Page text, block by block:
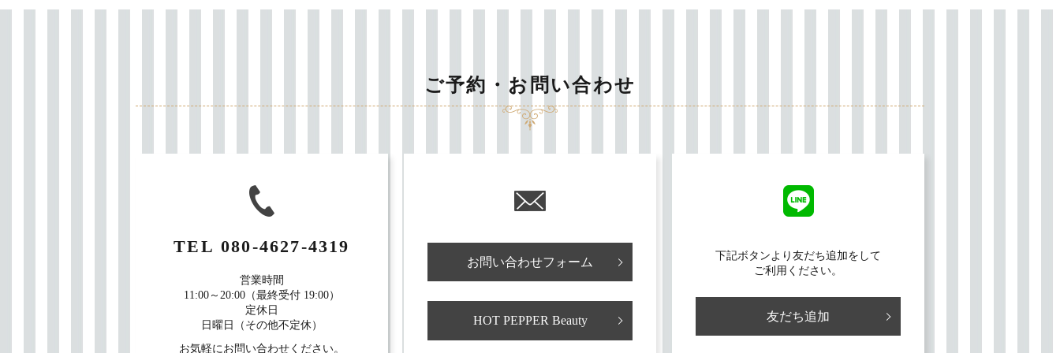
ご予約・お問い合わせ
TEL080-4627-4319
営業時間
11:00～20:00（最終受付 19:00）
定休日
日曜日（その他不定休）
お気軽にお問い合わせください。
お問い合わせフォーム
HOT PEPPER Beauty
下記ボタンより友だち追加をして
ご利用ください。
友だち追加